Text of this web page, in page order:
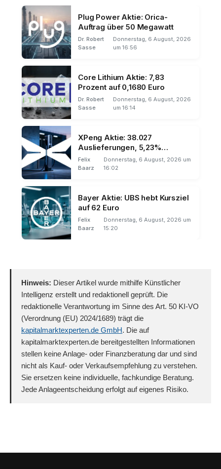
Plug Power Aktie: Orica-
Auftrag über 50 Megawatt
Dr. Robert
Sasse
Donnerstag, 6 August, 2026
um 16:56
Core Lithium Aktie: 7,83
Prozent auf 0,1680 Euro
Dr. Robert
Sasse
Donnerstag, 6 August, 2026
um 16:14
XPeng Aktie: 38.027
Auslieferungen, 5,23%
sequenzieller Rückgang
Felix
Baarz
Donnerstag, 6 August, 2026 um
16:02
Bayer Aktie: UBS hebt Kursziel
auf 62 Euro
Felix
Baarz
Donnerstag, 6 August, 2026 um
15:20
Hinweis: Dieser Artikel wurde mithilfe Künstlicher
Intelligenz erstellt und redaktionell geprüft. Die
redaktionelle Verantwortung im Sinne des Art. 50 KI-VO
(Verordnung (EU) 2024/1689) trägt die
kapitalmarktexperten.de GmbH. Die auf
kapitalmarktexperten.de bereitgestellten Informationen
stellen keine Anlage- oder Finanzberatung dar und sind
nicht als Kauf- oder Verkaufsempfehlung zu verstehen.
Sie ersetzen keine individuelle, fachkundige Beratung.
Jede Anlageentscheidung erfolgt auf eigenes Risiko.